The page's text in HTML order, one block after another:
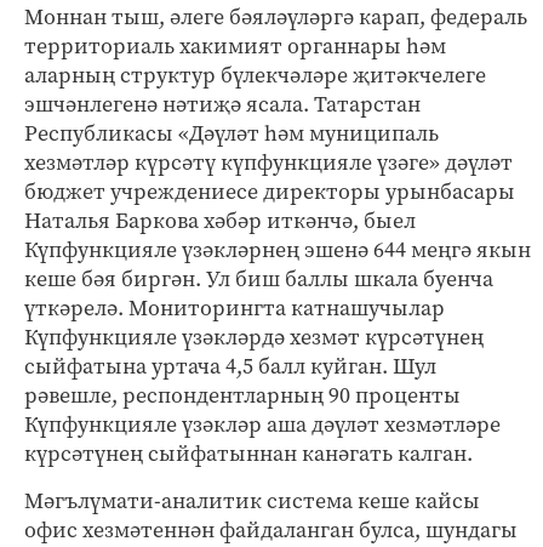
Моннан тыш, әлеге бәяләүләргә карап, федераль
территориаль хакимият органнары һәм
аларның структур бүлекчәләре җитәкчелеге
эшчәнлегенә нәтиҗә ясала. Татарстан
Республикасы «Дәүләт һәм муниципаль
хезмәтләр күрсәтү күпфункцияле үзәге» дәүләт
бюджет учреждениесе директоры урынбасары
Наталья Баркова хәбәр иткәнчә, быел
Күпфункцияле үзәкләрнең эшенә 644 меңгә якын
кеше бәя биргән. Ул биш баллы шкала буенча
үткәрелә. Мониторингта катнашучылар
Күпфункцияле үзәкләрдә хезмәт күрсәтүнең
сыйфатына уртача 4,5 балл куйган. Шул
рәвешле, респондентларның 90 проценты
Күпфункцияле үзәкләр аша дәүләт хезмәтләре
күрсәтүнең сыйфатыннан канәгать калган.
Мәгълүмати-аналитик система кеше кайсы
офис хезмәтеннән файдаланган булса, шундагы